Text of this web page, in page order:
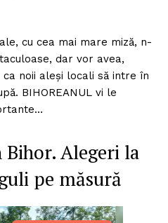
cu cea mai mare miză, n-
dar vor avea,
noii aleşi locali să intre în
BIHOREANUL vi le
Alegeri la
pe măsură